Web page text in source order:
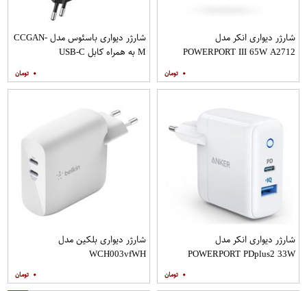
شارژر دیواری انکر مدل
POWERPORT III 65W A2712
۰
شارژر دیواری باسئوس مدل CCGAN-
M به همراه کابل USB-C
۰
شارژر دیواری انکر مدل
POWERPORT PDplus2 33W
۰
شارژر دیواری بلکین مدل
WCH003vfWH
۰